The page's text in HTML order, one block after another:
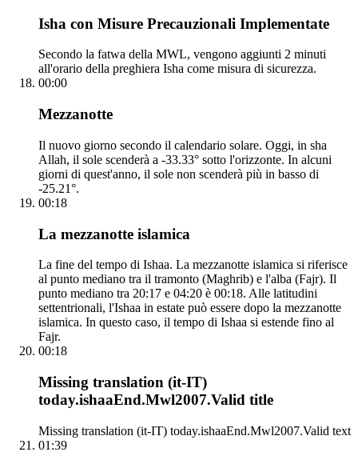
Isha con Misure Precauzionali Implementate
Secondo la fatwa della MWL, vengono aggiunti 2 minuti
all'orario della preghiera Isha come misura di sicurezza.
00:00
Mezzanotte
Il nuovo giorno secondo il calendario solare. Oggi, in sha
Allah, il sole scenderà a -33.33° sotto l'orizzonte. In alcuni
giorni di quest'anno, il sole non scenderà più in basso di
-25.21°.
00:18
La mezzanotte islamica
La fine del tempo di Ishaa. La mezzanotte islamica si riferisce
al punto mediano tra il tramonto (Maghrib) e l'alba (Fajr). Il
punto mediano tra 20:17 e 04:20 è 00:18. Alle latitudini
settentrionali, l'Ishaa in estate può essere dopo la mezzanotte
islamica. In questo caso, il tempo di Ishaa si estende fino al
Fajr.
00:18
Missing translation (it-IT)
today.ishaaEnd.Mwl2007.Valid title
Missing translation (it-IT) today.ishaaEnd.Mwl2007.Valid text
01:39